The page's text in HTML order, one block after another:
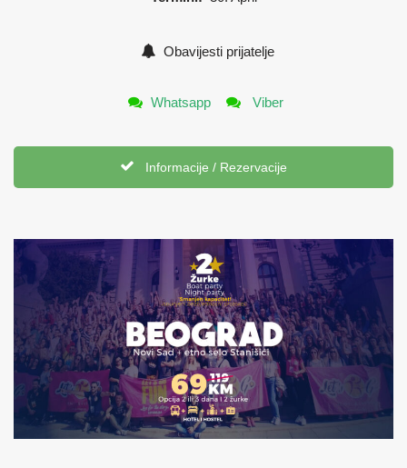
Obavijesti prijatelje
Whatsapp Viber
Informacije / Rezervacije